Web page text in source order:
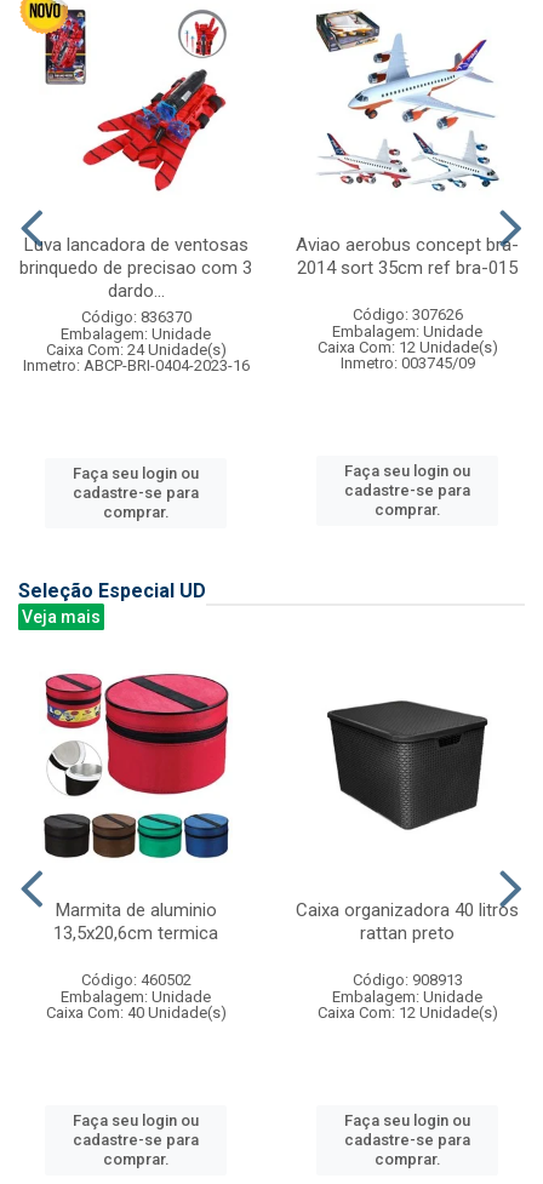
Luva lancadora de ventosas
brinquedo de precisao com 3
dardo...
Código: 836370
Embalagem: Unidade
Caixa Com: 24 Unidade(s)
Inmetro: ABCP-BRI-0404-2023-16
Faça seu login ou
cadastre-se para
comprar.
Aviao aerobus concept bra-
2014 sort 35cm ref bra-015
Código: 307626
Embalagem: Unidade
Caixa Com: 12 Unidade(s)
Inmetro: 003745/09
Faça seu login ou
cadastre-se para
comprar.
Seleção Especial UD
Veja mais
Marmita de aluminio
13,5x20,6cm termica
Código: 460502
Embalagem: Unidade
Caixa Com: 40 Unidade(s)
Faça seu login ou
cadastre-se para
comprar.
Caixa organizadora 40 litros
rattan preto
Código: 908913
Embalagem: Unidade
Caixa Com: 12 Unidade(s)
Faça seu login ou
cadastre-se para
comprar.